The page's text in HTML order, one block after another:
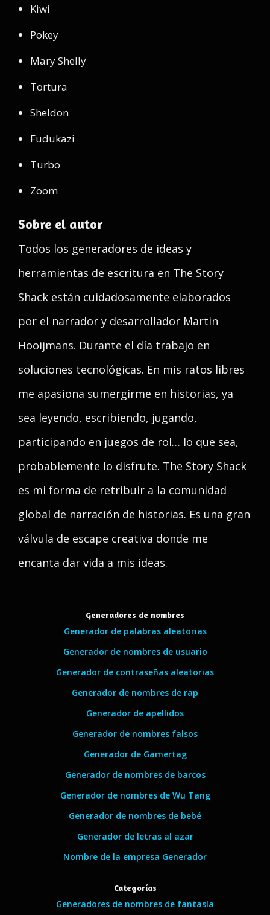
Kiwi
Pokey
Mary Shelly
Tortura
Sheldon
Fudukazi
Turbo
Zoom
Sobre el autor
Todos los generadores de ideas y
herramientas de escritura en The Story
Shack están cuidadosamente elaborados
por el narrador y desarrollador Martin
Hooijmans. Durante el día trabajo en
soluciones tecnológicas. En mis ratos libres
me apasiona sumergirme en historias, ya
sea leyendo, escribiendo, jugando,
participando en juegos de rol… lo que sea,
probablemente lo disfrute. The Story Shack
es mi forma de retribuir a la comunidad
global de narración de historias. Es una gran
válvula de escape creativa donde me
encanta dar vida a mis ideas.
Generadores de nombres
Generador de palabras aleatorias
Generador de nombres de usuario
Generador de contraseñas aleatorias
Generador de nombres de rap
Generador de apellidos
Generador de nombres falsos
Generador de Gamertag
Generador de nombres de barcos
Generador de nombres de Wu Tang
Generador de nombres de bebé
Generador de letras al azar
Nombre de la empresa Generador
Categorías
Generadores de nombres de fantasía